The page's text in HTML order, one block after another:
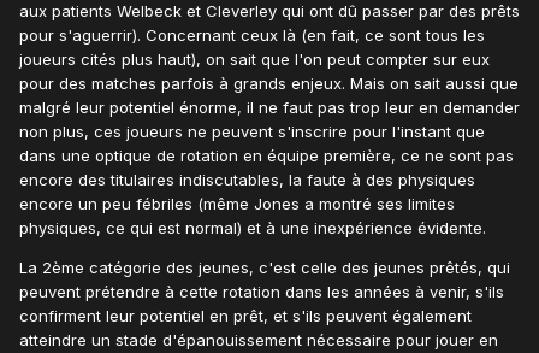
aux patients Welbeck et Cleverley qui ont dû passer par des prêts
pour s'aguerrir). Concernant ceux là (en fait, ce sont tous les
joueurs cités plus haut), on sait que l'on peut compter sur eux
pour des matches parfois à grands enjeux. Mais on sait aussi que
malgré leur potentiel énorme, il ne faut pas trop leur en demander
non plus, ces joueurs ne peuvent s'inscrire pour l'instant que
dans une optique de rotation en équipe première, ce ne sont pas
encore des titulaires indiscutables, la faute à des physiques
encore un peu fébriles (même Jones a montré ses limites
physiques, ce qui est normal) et à une inexpérience évidente.
La 2ème catégorie des jeunes, c'est celle des jeunes prêtés, qui
peuvent prétendre à cette rotation dans les années à venir, s'ils
confirment leur potentiel en prêt, et s'ils peuvent également
atteindre un stade d'épanouissement nécessaire pour jouer en